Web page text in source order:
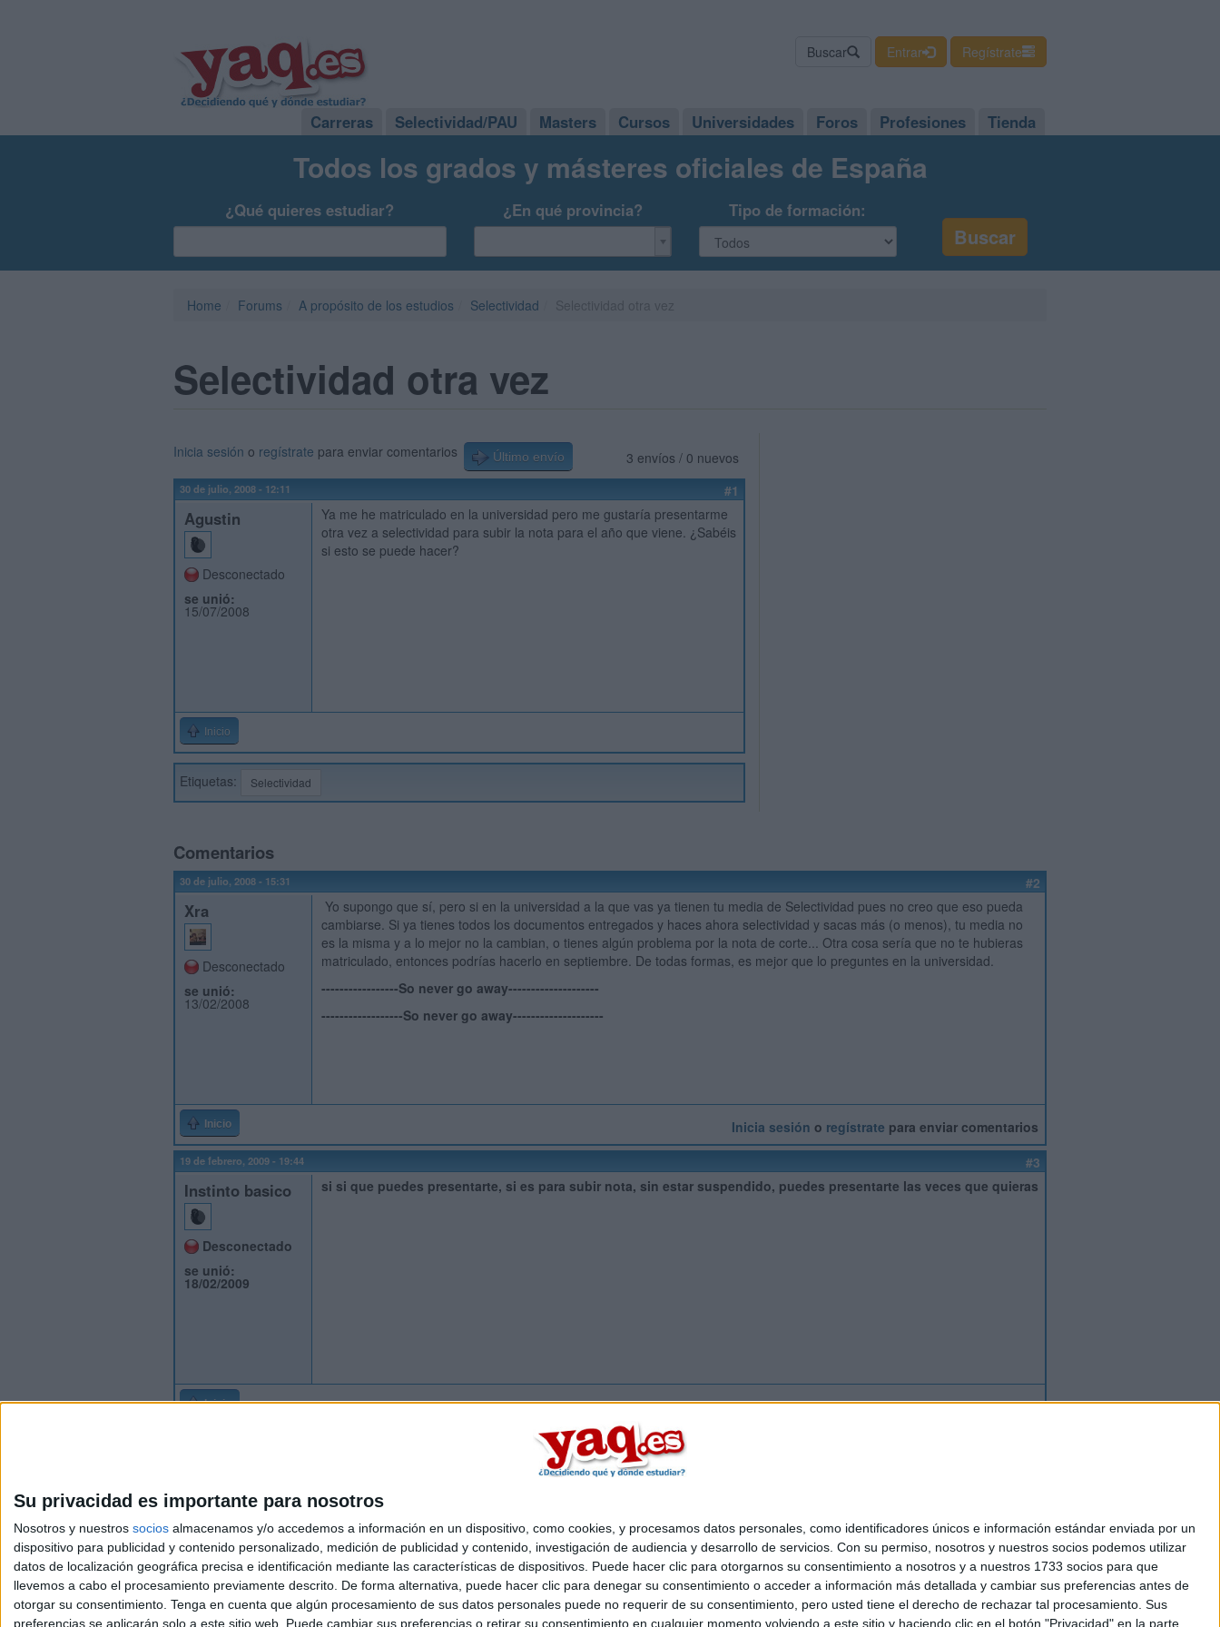
Su privacidad es importante para nosotros
Nosotros y nuestros socios almacenamos y/o accedemos a información en un dispositivo, como cookies, y procesamos datos personales, como identificadores únicos e información estándar enviada por un
dispositivo para publicidad y contenido personalizado, medición de publicidad y contenido, investigación de audiencia y desarrollo de servicios. Con su permiso, nosotros y nuestros socios podemos utilizar
datos de localización geográfica precisa e identificación mediante las características de dispositivos. Puede hacer clic para otorgarnos su consentimiento a nosotros y a nuestros 1733 socios para que
llevemos a cabo el procesamiento previamente descrito. De forma alternativa, puede hacer clic para denegar su consentimiento o acceder a información más detallada y cambiar sus preferencias antes de
otorgar su consentimiento. Tenga en cuenta que algún procesamiento de sus datos personales puede no requerir de su consentimiento, pero usted tiene el derecho de rechazar tal procesamiento. Sus
preferencias se aplicarán solo a este sitio web. Puede cambiar sus preferencias o retirar su consentimiento en cualquier momento volviendo a este sitio y haciendo clic en el botón "Privacidad" en la parte
Buscar Entrar Regístrate
Carreras Selectividad/PAU Masters Cursos Universidades Foros Profesiones Tienda
Todos los grados y másteres oficiales de España
¿Qué quieres estudiar? ¿En qué provincia? Tipo de formación:
Home Forums A propósito de los estudios Selectividad
Selectividad otra vez
3 envíos / 0 nuevos
Inicia sesión o regístrate para enviar comentarios Último envío
30 de julio, 2008 - 12:11 #1
Agustin
Desconectado
se unió:
15/07/2008
Ya me he matriculado en la universidad pero me gustaría presentarme
otra vez a selectividad para subir la nota para el año que viene. ¿Sabéis
si esto se puede hacer?
Inicio
Etiquetas: Selectividad
Comentarios
30 de julio, 2008 - 15:31 #2
Xra
Desconectado
se unió:
13/02/2008
Yo supongo que sí, pero si en la universidad a la que vas ya tienen tu media de Selectividad pues no creo que eso pueda
cambiarse. Si ya tienes todos los documentos entregados y haces ahora selectividad y sacas más (o menos), tu media no
es la misma y a lo mejor no la cambian, o tienes algún problema por la nota de corte... Otra cosa sería que no te hubieras
matriculado, entonces podrías hacerlo en septiembre. De todas formas, es mejor que lo preguntes en la universidad.
-----------------So never go away--------------------
------------------So never go away--------------------
Inicio Inicia sesión o regístrate para enviar comentarios
19 de febrero, 2009 - 19:44 #3
Instinto basico
Desconectado
se unió:
18/02/2009
si si que puedes presentarte, si es para subir nota, sin estar suspendido, puedes presentarte las veces que quieras
Inicio Inicia sesiónoregístratepara enviar comentarios
Quiénes somos|Contactar|Anúnciate
Aviso legal|Politica de privacidad|Condiciones generales|Política de cookies
© 2003-2026Compás Mediterráneo S.L.- Diego de León 47 - 28006 Madrid [ESPAÑA] - Tel. +34 91 593 2767